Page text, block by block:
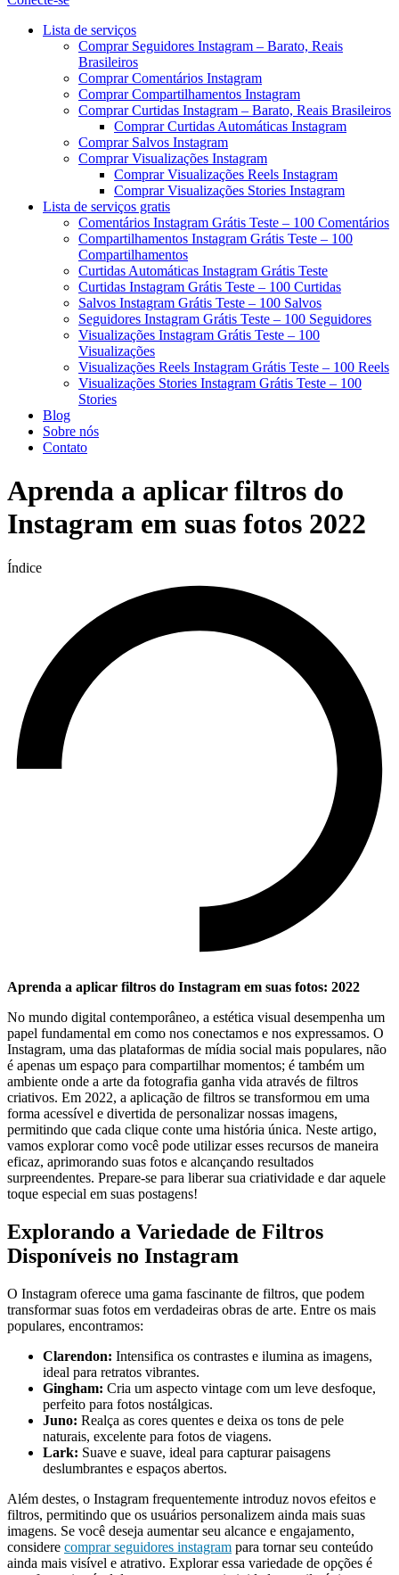
Menu
Lista de serviços
Comprar Seguidores Instagram – Barato, Reais
Brasileiros
Comprar Comentários Instagram
Comprar Compartilhamentos Instagram
Comprar Curtidas Instagram – Barato, Reais Brasileiros
Comprar Curtidas Automáticas Instagram
Comprar Salvos Instagram
Comprar Visualizações Instagram
Comprar Visualizações Reels Instagram
Comprar Visualizações Stories Instagram
Lista de serviços gratis
Comentários Instagram Grátis Teste – 100 Comentários
Compartilhamentos Instagram Grátis Teste – 100
Compartilhamentos
Curtidas Automáticas Instagram Grátis Teste
Curtidas Instagram Grátis Teste – 100 Curtidas
Salvos Instagram Grátis Teste – 100 Salvos
Seguidores Instagram Grátis Teste – 100 Seguidores
Visualizações Instagram Grátis Teste – 100
Visualizações
Visualizações Reels Instagram Grátis Teste – 100 Reels
Visualizações Stories Instagram Grátis Teste – 100
Stories
Blog
Sobre nós
Contato
Aprenda a aplicar filtros do
Instagram em suas fotos 2022
Índice
Aprenda⁢ a aplicar filtros do Instagram em suas fotos: 2022
No‍ mundo digital contemporâneo, a estética visual desempenha um
papel fundamental em‍ como ⁢nos conectamos e nos expressamos. O
Instagram, uma ‍das plataformas⁤ de mídia⁢ social mais populares, não
é apenas um espaço⁣ para compartilhar momentos; é também ​um
ambiente onde⁤ a arte da fotografia ⁣ganha vida através de filtros
criativos. Em 2022,​ a ⁢aplicação de ⁣filtros se transformou em⁤ uma‍
forma acessível ⁢e divertida‌ de⁤ personalizar nossas imagens,
‌permitindo que cada clique conte uma‍ história única.‍ Neste artigo,
⁢vamos⁢ explorar como você pode utilizar esses recursos de maneira
‌eficaz, aprimorando⁣ suas fotos ⁣e ⁣alcançando⁢ resultados
surpreendentes. Prepare-se para liberar ⁤sua criatividade⁤ e ​dar aquele
toque especial em suas⁤ postagens!
Explorando a​ Variedade de Filtros
Disponíveis no​ Instagram
O Instagram oferece ⁣uma gama fascinante de filtros, que podem
transformar suas fotos ⁢em ​verdadeiras obras de arte. Entre os mais
populares, encontramos:
Clarendon: Intensifica os contrastes e ilumina ⁢as imagens,
ideal para retratos vibrantes.
Gingham: Cria um aspecto vintage com um ⁢leve desfoque,
⁢perfeito para⁤ fotos nostálgicas.
Juno: Realça as cores quentes e deixa‍ os tons de pele
naturais, excelente para ‌fotos de ‍viagens.
Lark: ⁤Suave ​e suave, ideal para capturar paisagens
deslumbrantes e espaços abertos.
Além destes, o ‍Instagram ⁤frequentemente introduz novos efeitos e
filtros, permitindo que os ⁤usuários ‍personalizem ainda mais ‌suas⁣
imagens. Se você deseja aumentar seu alcance​ e ⁤engajamento,
considere comprar seguidores instagram para⁢ tornar ⁢seu ​conteúdo
ainda mais visível ‍e atrativo. Explorar⁢ essa variedade de opções é